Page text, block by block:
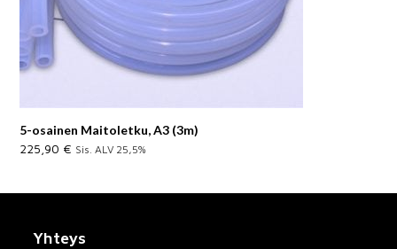
5-osainen Maitoletku, A3 (3m)
225,90 € Sis. ALV 25,5%
Yhteys